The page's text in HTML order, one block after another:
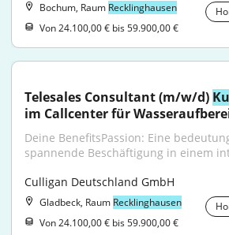
Bochum, Raum Recklinghausen
Von 24.100,00 € bis 59.900,00 €
Telesales Consultant (m/w/d)
im Callcenter für
Deine BenefitsPassion: Eine
spannende Beschäftigung in einem
Culligan Deutschland GmbH
Gladbeck, Raum Recklinghausen
Von 24.100,00 € bis 59.900,00 €